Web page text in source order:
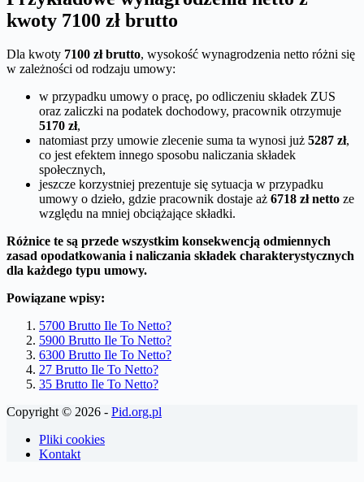
kwoty 7100 zł brutto
Dla kwoty 7100 zł brutto, wysokość wynagrodzenia netto różni się
w zależności od rodzaju umowy:
w przypadku umowy o pracę, po odliczeniu składek ZUS
oraz zaliczki na podatek dochodowy, pracownik otrzymuje
5170 zł,
natomiast przy umowie zlecenie suma ta wynosi już 5287 zł,
co jest efektem innego sposobu naliczania składek
społecznych,
jeszcze korzystniej prezentuje się sytuacja w przypadku
umowy o dzieło, gdzie pracownik dostaje aż 6718 zł netto ze
względu na mniej obciążające składki.
Różnice te są przede wszystkim konsekwencją odmiennych
zasad opodatkowania i naliczania składek charakterystycznych
dla każdego typu umowy.
Powiązane wpisy:
5700 Brutto Ile To Netto?
5900 Brutto Ile To Netto?
6300 Brutto Ile To Netto?
27 Brutto Ile To Netto?
35 Brutto Ile To Netto?
Copyright © 2026 - Pid.org.pl
Pliki cookies
Kontakt